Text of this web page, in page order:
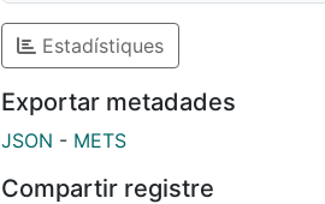
Estadístiques
Exportar metadades
JSON - METS
Compartir registre